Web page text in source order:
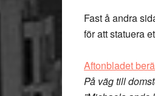
Fast å andra
för att statuera
Aftonbladet
På väg till